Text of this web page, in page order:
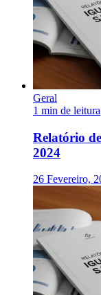
Geral
1 min de leitura
Relatório
2024
26 Fevereiro,